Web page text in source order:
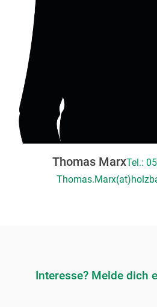
Thomas MarxTel.:
Interesse? Melde dich